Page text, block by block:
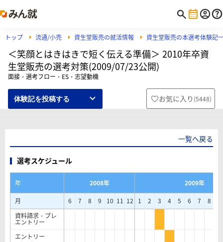
トップ 流通/小売 資生堂販売の就活情報 資生堂販売の本選考体験記
＜笑顔とはきはきで短く伝える準備＞ 2010年卒資
生堂販売の選考対策(2009/07/23公開)
面接・選考フロー・ES・志望動機
体験記を投稿する お気に入り (5448)
一覧へ戻る
選考スケジュール
年 2008年
2009年
月
6 7 8 9 10 11 12 1 2 3 4 5 6 7 8
資料請求・プレ
エントリー
エントリー